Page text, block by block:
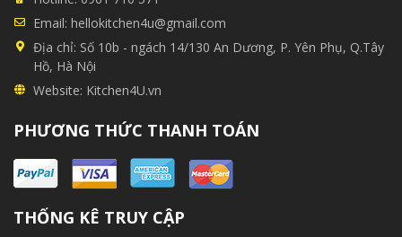
Email: hellokitchen4u@gmail.com
Địa chỉ: Số 10b - ngách 14/130 An Dương, P. Yên Phụ, Q.Tây
Hồ, Hà Nội
Website: Kitchen4U.vn
PHƯƠNG THỨC THANH TOÁN
THỐNG KÊ TRUY CẬP